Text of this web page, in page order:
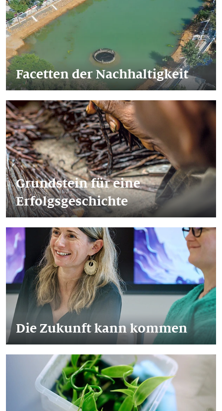
Facetten der Nachhaltigkeit
Grundstein für eine
Erfolgsgeschichte
Die Zukunft kann kommen